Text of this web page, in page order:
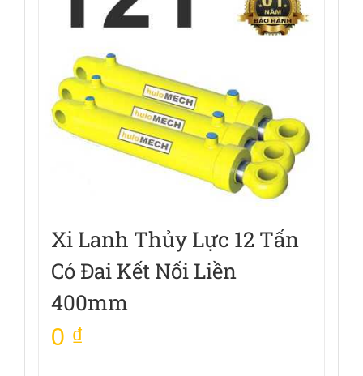
Xi Lanh Thủy Lực 12 Tấn
Có Đai Kết Nối Liền
400mm
0 ₫